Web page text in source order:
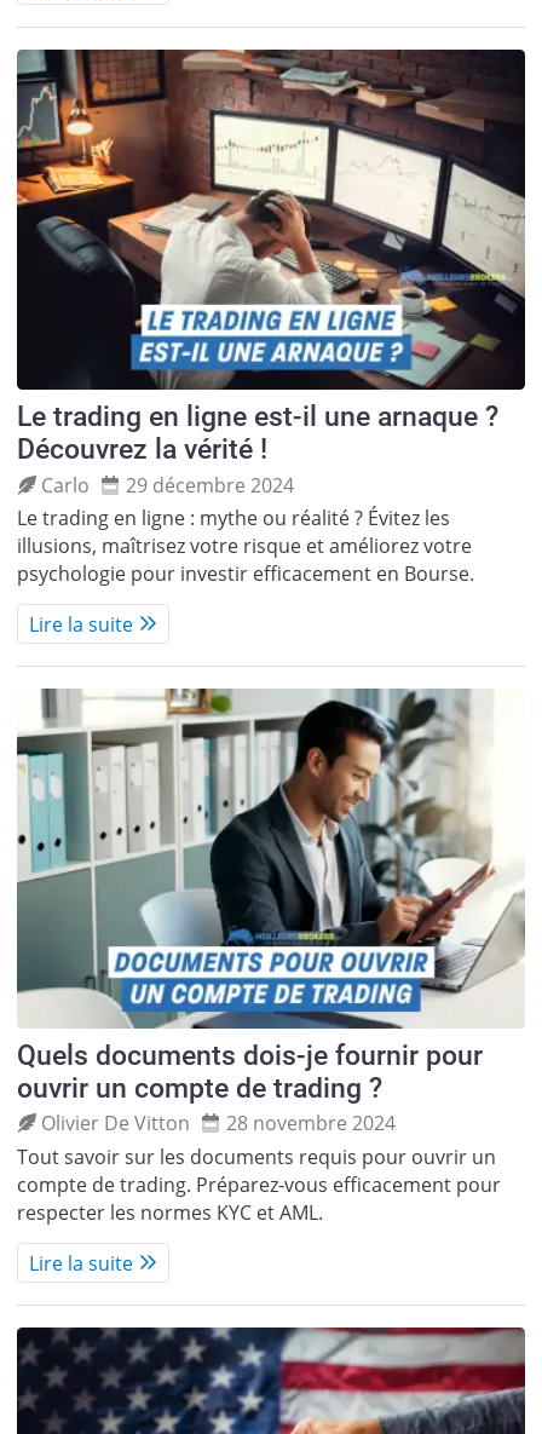
Le trading en ligne est-il une arnaque ?
Découvrez la vérité !
Carlo
29 décembre 2024
Le trading en ligne : mythe ou réalité ? Évitez les
illusions, maîtrisez votre risque et améliorez votre
psychologie pour investir efficacement en Bourse.
Lire la suite
Quels documents dois-je fournir pour
ouvrir un compte de trading ?
Olivier De Vitton
28 novembre 2024
Tout savoir sur les documents requis pour ouvrir un
compte de trading. Préparez-vous efficacement pour
respecter les normes KYC et AML.
Lire la suite